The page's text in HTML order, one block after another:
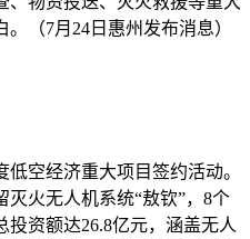
（7月24日惠州发布消息）
空经济重大项目签约活动。
火无人机系统“敖钦”，8个
资额达26.8亿元，涵盖无人